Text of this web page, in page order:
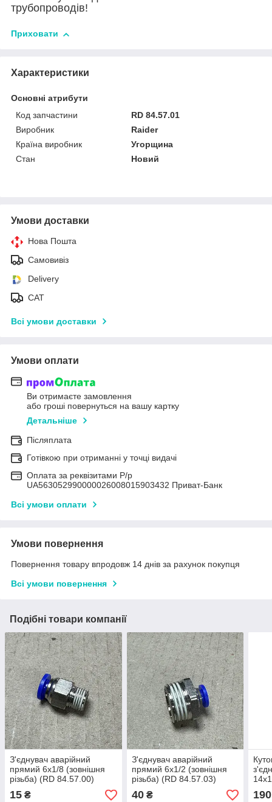
трубопроводів!
Приховати
Характеристики
Основні атрибути
Код запчастини
RD 84.57.01
Виробник
Raider
Країна виробник
Угорщина
Стан
Новий
Умови доставки
Нова Пошта
Самовивіз
Delivery
САТ
Всі умови доставки
Умови оплати
Ви отримаєте замовлення
або гроші повернуться на вашу картку
Детальніше
Післяплата
Готівкою при отриманні у точці видачі
Оплата за реквізитами Р/р
UA563052990000026008015903432 Приват-Банк
Всі умови оплати
Умови повернення
Повернення товару впродовж 14 днів за рахунок покупця
Всі умови повернення
Подібні товари компанії
З'єднувач аварійний
прямий 6х1/8 (зовнішня
різьба) (RD 84.57.00)
44351339368
15 ₴
З'єднувач аварійний
прямий 6х1/2 (зовнішня
різьба) (RD 84.57.03)
44351339371
40₴ 190